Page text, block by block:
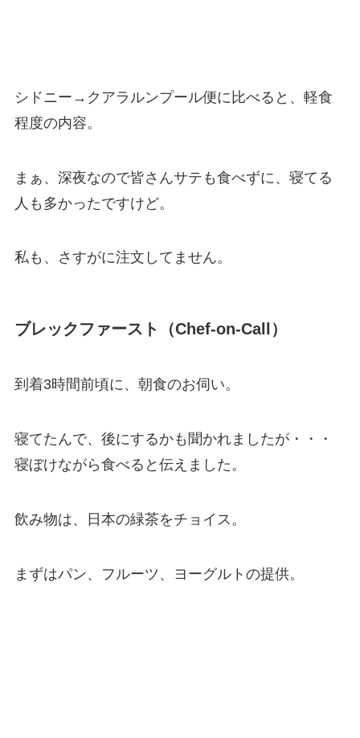
シドニー→クアラルンプール便に比べると、軽食
程度の内容。
まぁ、深夜なので皆さんサテも食べずに、寝てる
人も多かったですけど。
私も、さすがに注文してません。
ブレックファースト（Chef-on-Call）
到着3時間前頃に、朝食のお伺い。
寝てたんで、後にするかも聞かれましたが・・・
寝ぼけながら食べると伝えました。
飲み物は、日本の緑茶をチョイス。
まずはパン、フルーツ、ヨーグルトの提供。